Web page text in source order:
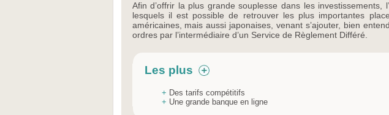
Afin d’offrir la plus grande souplesse dans les
lesquels il est possible de retrouver les plus importantes
américaines, mais aussi japonaises, venant s’ajouter, bien
ordres par l’intermédiaire d’un Service de Règlement Différé.
Les plus
+ Des tarifs compétitifs
+ Une grande banque en ligne